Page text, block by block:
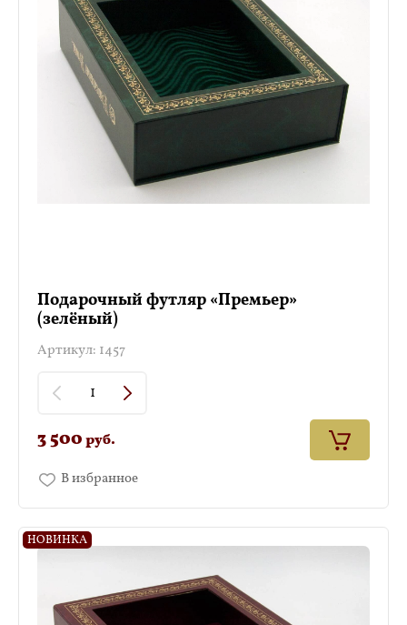
Подарочный футляр «Премьер»
(зелёный)
Артикул: 1457
3 500руб.
В избранное
НОВИНКА